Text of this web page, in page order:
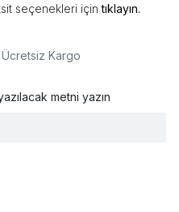
seçenekleri içintıklayın.
Ücretsiz Kargo
metni yazın